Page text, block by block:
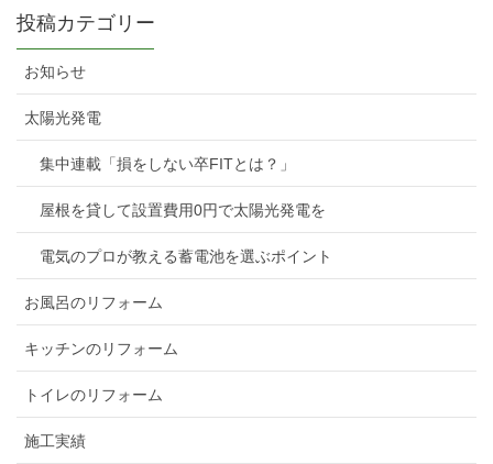
投稿カテゴリー
お知らせ
太陽光発電
集中連載「損をしない卒FITとは？」
屋根を貸して設置費用0円で太陽光発電を
電気のプロが教える蓄電池を選ぶポイント
お風呂のリフォーム
キッチンのリフォーム
トイレのリフォーム
施工実績